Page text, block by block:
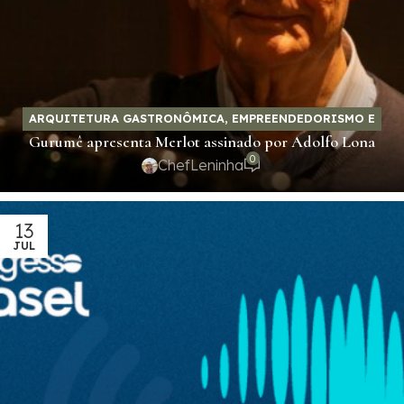
ARQUITETURA GASTRONÔMICA, EMPREENDEDORISMO E
NEGÓCIOS,GASTRONOMIA E SABORES,QUANDO O
VINHO FALA
Gurumê apresenta Merlot assinado por Adolfo Lona
ChefLeninha 0
13
JUL